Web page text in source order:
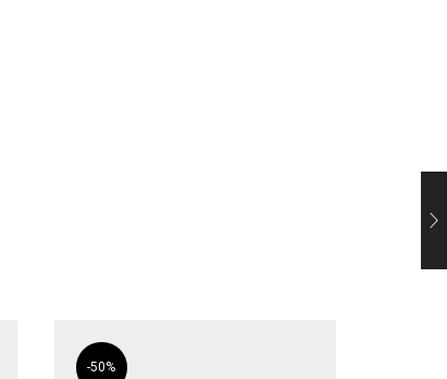
-50%